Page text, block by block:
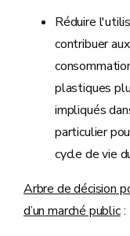
Réduire
contribuer
plastiques
impliqués
particulier
cycle de vie
Arbre de décision
d’un marché public: